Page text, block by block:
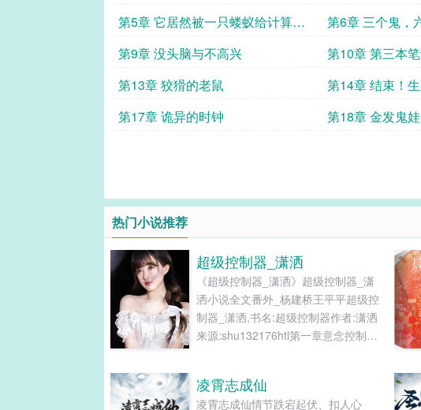
后……
第5章 它居然被一只蝼蚁给计算
了！！！！
第6章 三个鬼，
第9章 没头脑与不高兴
第10章 第三本
第13章 狡猾的老鼠 第14章 结束！生
第17章 诡异的时钟
第18章 金发鬼娃
热门小说推荐
超级控制器_潇洒
《超级控制器_潇洒》超级控制器_潇
洒小说全文番外_杨建桥王平平超级控
制器_潇洒,书名:超级控制器作者:潇洒
来源:shu132176htl第一章意念控制器
的特点是：男女比例严重失调。全本
凌霄志成仙
凌霄志成仙情节跌宕起伏、扣人心